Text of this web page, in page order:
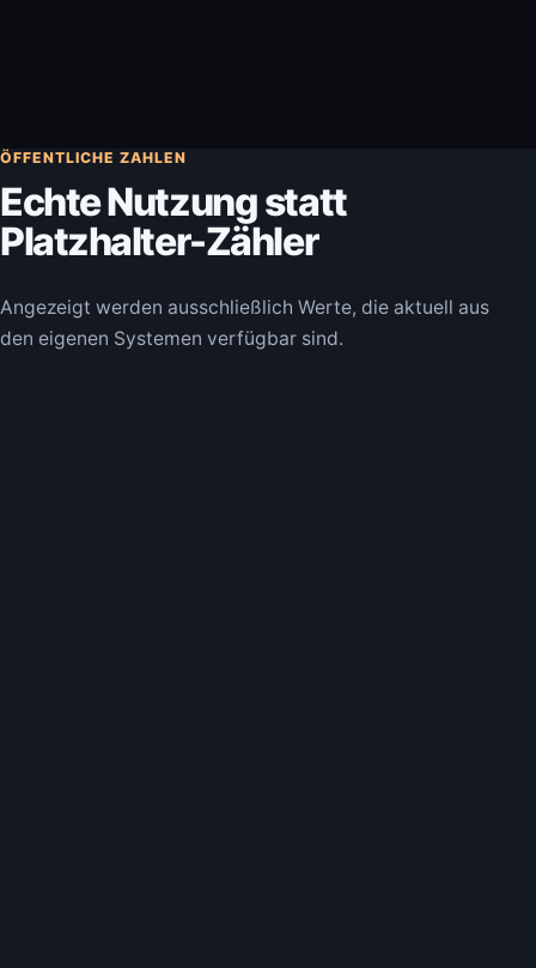
ÖFFENTLICHE ZAHLEN
Echte Nutzung statt
Platzhalter-Zähler
Angezeigt werden ausschließlich Werte, die aktuell aus
den eigenen Systemen verfügbar sind.